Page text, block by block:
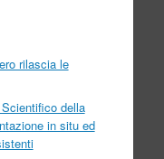
rilascia le
della
in situ ed